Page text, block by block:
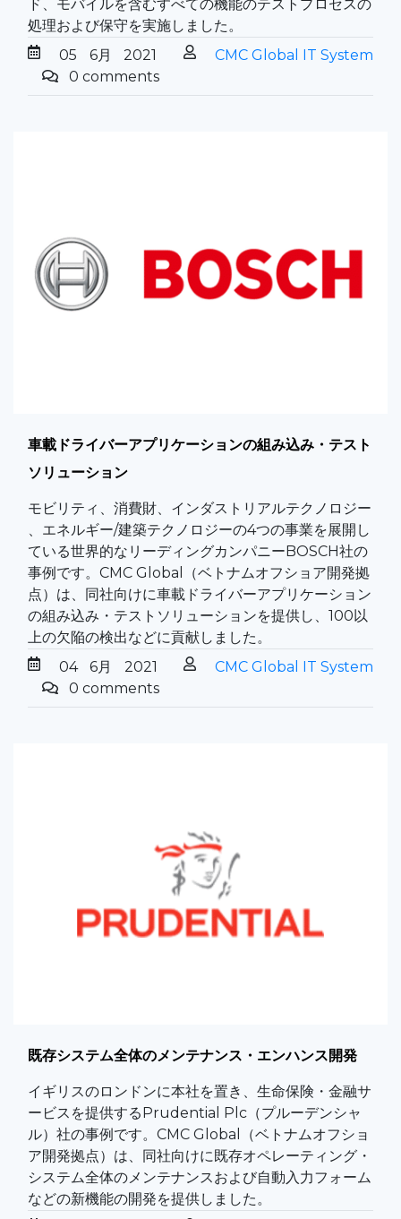
ド、モバイルを含むすべての機能のテストプロセスの
処理および保守を実施しました。
05
6月 2021
CMC Global IT System
0 comments
車載ドライバーアプリケーションの組み込み・テスト
ソリューション
モビリティ、消費財、インダストリアルテクノロジー
、エネルギー/建築テクノロジーの4つの事業を展開し
ている世界的なリーディングカンパニーBOSCH社の
事例です。CMC Global（ベトナムオフショア開発拠
点）は、同社向けに車載ドライバーアプリケーション
の組み込み・テストソリューションを提供し、100以
上の欠陥の検出などに貢献しました。
04
6月 2021
CMC Global IT System
0 comments
既存システム全体のメンテナンス・エンハンス開発
イギリスのロンドンに本社を置き、生命保険・金融サ
ービスを提供するPrudential Plc（プルーデンシャ
ル）社の事例です。CMC Global（ベトナムオフショ
ア開発拠点）は、同社向けに既存オペレーティング・
システム全体のメンテナンスおよび自動入力フォーム
などの新機能の開発を提供しました。